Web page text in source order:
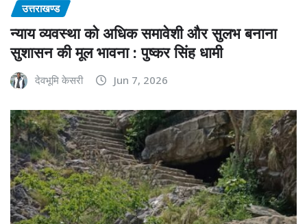
उत्तराखण्ड
न्याय व्यवस्था को अधिक समावेशी और सुलभ बनाना
सुशासन की मूल भावना : पुष्कर सिंह धामी
देवभूमि केसरी Jun 7, 2026